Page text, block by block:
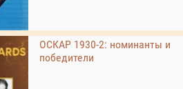
ОСКАР 1930-2: номинанты и
победители